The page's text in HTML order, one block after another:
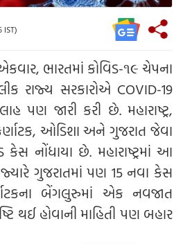
IST)
ભારતમાં કોવિડ-૧૯ ચેપના
રાજ્ય સરકારોએ COVID-19
પણ જારી કરી છે. મહારાષ્ટ્ર,
ઓડિશા અને ગુજરાત જેવા
કેસ નોંધાયા છે. મહારાષ્ટ્રમાં આ
ગુજરાતમાં પણ 15 નવા કેસ
બેંગલુરુમાં એક નવજાત
થઈ હોવાની માહિતી પણ બહાર